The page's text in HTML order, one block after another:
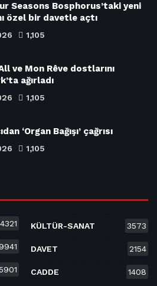
Seasons Bosphorus’taki yeni
özel bir davetle açtı
1,105
ve Mon Rêve dostlarını
ağırladı
1,105
‘Organ Bağışı’ çağrısı
1,105
9941
KÜLTÜR-SANAT 3573
DAVET 2154
CADDE 1408